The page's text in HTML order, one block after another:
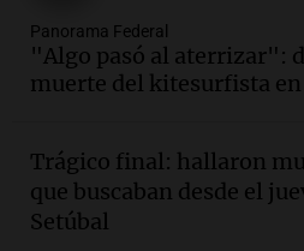
Audio.Reparaciones
Novalí finalizan y se
suministro de agua
Audio.Docentes de
descuentos de
pesos, denuncia
Panorama Federal
"Algo pasó al aterrizar":
muerte del kitesurfista en
Trágico final: hallaron
que buscaban desde el
Setúbal